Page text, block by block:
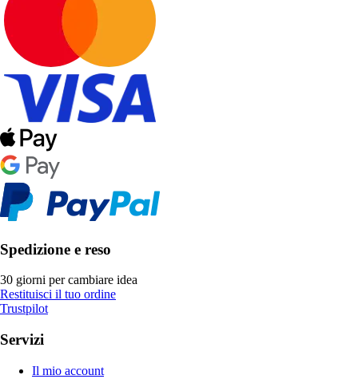
Spedizione e reso
30 giorni per cambiare idea
Restituisci il tuo ordine
Trustpilot
Servizi
Il mio account